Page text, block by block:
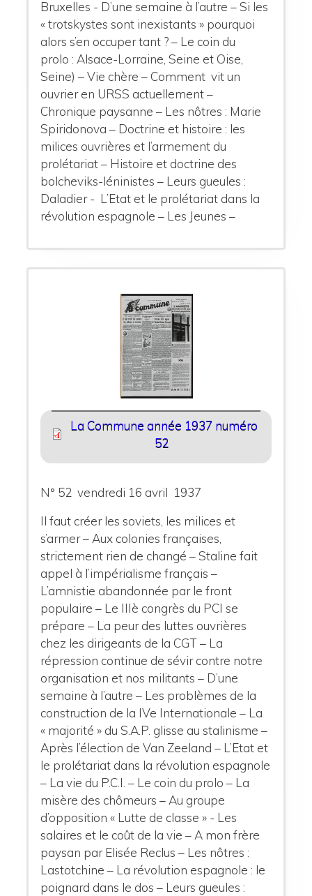
Bruxelles - D’une semaine à l’autre – Si les
« trotskystes sont inexistants » pourquoi
alors s’en occuper tant ? – Le coin du
prolo : Alsace-Lorraine, Seine et Oise,
Seine) – Vie chère – Comment vit un
ouvrier en URSS actuellement –
Chronique paysanne – Les nôtres : Marie
Spiridonova – Doctrine et histoire : les
milices ouvrières et l’armement du
prolétariat – Histoire et doctrine des
bolcheviks-léninistes – Leurs gueules :
Daladier - L’Etat et le prolétariat dans la
révolution espagnole – Les Jeunes –
La Commune année 1937 numéro
52
N° 52 vendredi 16 avril 1937
Il faut créer les soviets, les milices et
s’armer – Aux colonies françaises,
strictement rien de changé – Staline fait
appel à l’impérialisme français –
L’amnistie abandonnée par le front
populaire – Le IIIè congrès du PCI se
prépare – La peur des luttes ouvrières
chez les dirigeants de la CGT – La
répression continue de sévir contre notre
organisation et nos militants – D’une
semaine à l’autre – Les problèmes de la
construction de la IVe Internationale – La
« majorité » du S.A.P. glisse au stalinisme –
Après l’élection de Van Zeeland – L’Etat et
le prolétariat dans la révolution espagnole
– La vie du P.C.I. – Le coin du prolo – La
misère des chômeurs – Au groupe
d’opposition « Lutte de classe » - Les
salaires et le coût de la vie – A mon frère
paysan par Elisée Reclus – Les nôtres :
Lastotchine – La révolution espagnole : le
poignard dans le dos – Leurs gueules :